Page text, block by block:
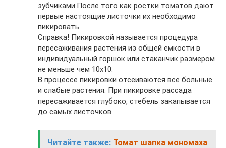
зубчиками.После того как ростки томатов дают
первые настоящие листочки их необходимо
пикировать.
Справка! Пикировкой называется процедура
пересаживания растения из общей емкости в
индивидуальный горшок или стаканчик размером
не меньше чем 10х10.
В процессе пикировки отсеиваются все больные
и слабые растения. При пикировке рассада
пересаживается глубоко, стебель закапывается
до самых листочков.
Читайте также: Томат шапка мономаха